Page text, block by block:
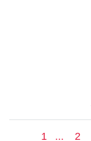
1 ... 2